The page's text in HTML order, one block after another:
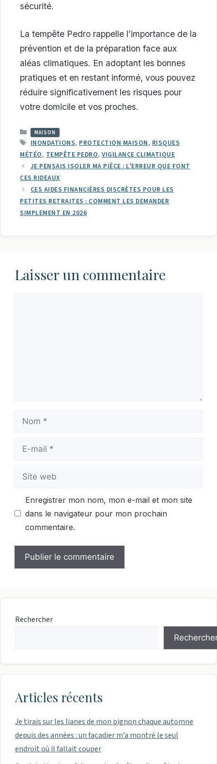
sécurité.
La tempête Pedro rappelle l’importance de la
prévention et de la préparation face aux
aléas climatiques. En adoptant les bonnes
pratiques et en restant informé, vous pouvez
réduire significativement les risques pour
votre domicile et vos proches.
CATÉGORIES
MAISON
ÉTIQUETTES
INONDATIONS, PROTECTION MAISON, RISQUES
MÉTÉO, TEMPÊTE PEDRO, VIGILANCE CLIMATIQUE
JE PENSAIS ISOLER MA PIÈCE : L’ERREUR QUE FONT
CES RIDEAUX
CES AIDES FINANCIÈRES DISCRÈTES POUR LES
PETITES RETRAITES : COMMENT LES DEMANDER
SIMPLEMENT EN 2026
Laisser un commentaire
Nom
Site
Enregistrer mon nom, mon e-mail et mon site
dans le navigateur pour mon prochain
commentaire.
Rechercher
Articles récents
Je tirais sur les lianes de mon pignon chaque automne
depuis des années : un façadier m’a montré le seul
endroit où il fallait couper